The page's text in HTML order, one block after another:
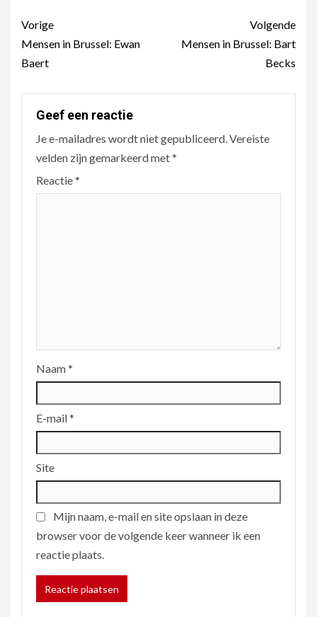
Berichtnavigatie
Vorige
Mensen in Brussel: Ewan
Baert
Volgende
Mensen in Brussel: Bart
Becks
Geef een reactie
Je e-mailadres wordt niet gepubliceerd.Vereiste
velden zijn gemarkeerd met*
Reactie*
Naam*
E-mail*
Site
Mijn naam, e-mail en site opslaan in deze
browser voor de volgende keer wanneer ik een
reactie plaats.